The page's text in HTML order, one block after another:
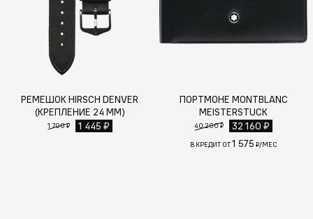
РЕМЕШОК HIRSCH DENVER
(КРЕПЛЕНИЕ 24 ММ)
1 700 ₽ 1 445 ₽
ПОРТМОНЕ MONTBLANC
MEISTERSTUCK
40 200 ₽ 32 160 ₽
В КРЕДИТ ОТ1 575 ₽/МЕС